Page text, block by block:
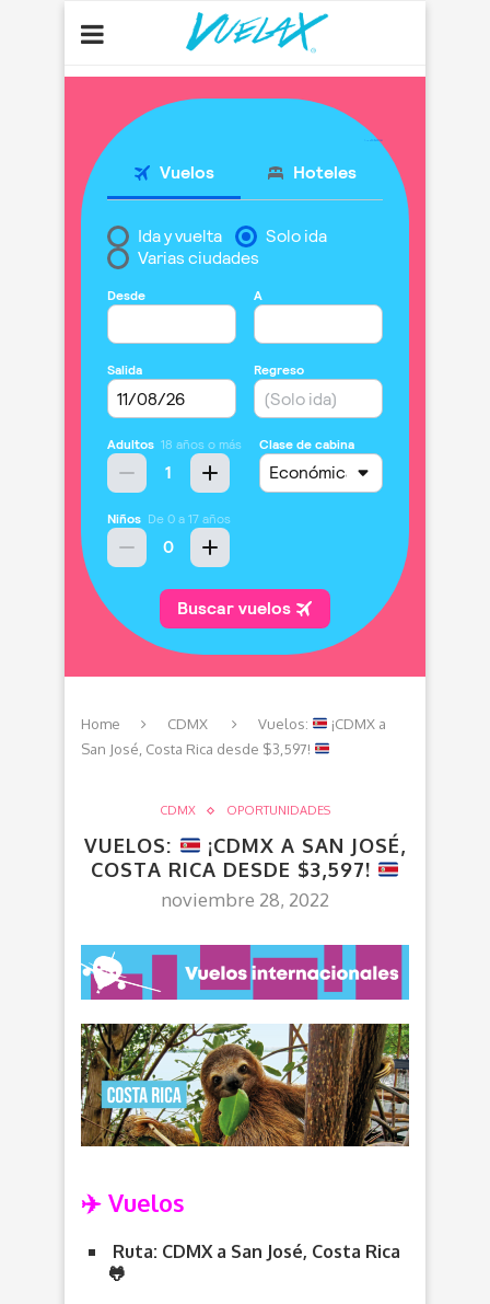
Home CDMX Vuelos:
¡CDMX a
San José, Costa Rica desde $3,597!
CDMX OPORTUNIDADES
VUELOS:
¡CDMX A SAN JOSÉ,
COSTA RICA DESDE $3,597!
noviembre 28, 2022
✈️ Vuelos
Ruta: CDMX a San José, Costa Rica
🐸